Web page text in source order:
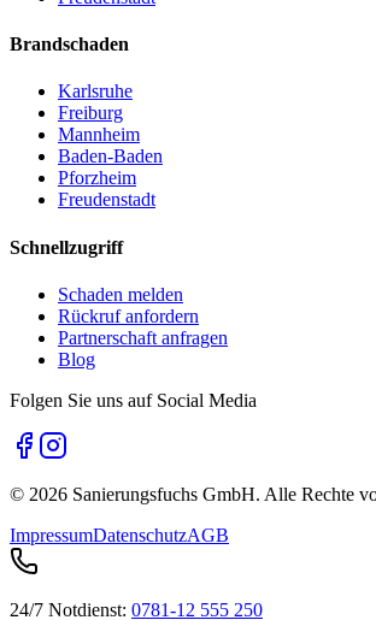
Brandschaden
Karlsruhe
Freiburg
Mannheim
Baden-Baden
Pforzheim
Freudenstadt
Schnellzugriff
Schaden melden
Rückruf anfordern
Partnerschaft anfragen
Blog
Folgen Sie uns auf Social Media
© 2026 Sanierungsfuchs GmbH. Alle Rechte
ImpressumDatenschutzAGB
24/7 Notdienst: 0781-12 555 250